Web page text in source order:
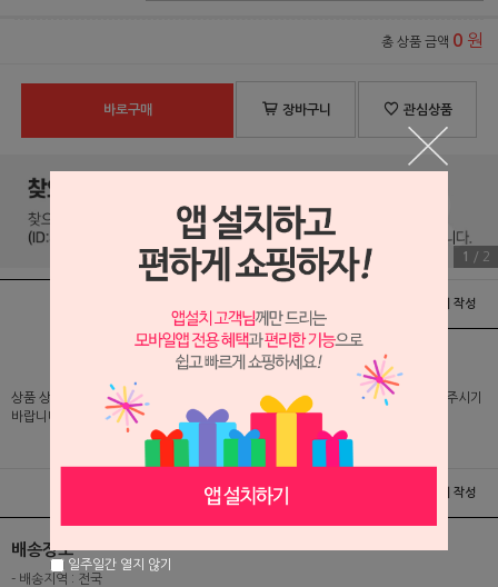
총 상품 금액 0 원
바로구매 장바구니 관심상품
1 / 2
상품후기 및 평가서 작성
상품 상세 설명 및 실제 구매 가격은 로그인 후 확인 가능하오니 반드시 로그인해 주시기
바랍니다.
배송 및 교환/반품안내 상품후기 및 평가서 작성
배송정보
- 배송지역 : 전국
일주일간 열지 않기